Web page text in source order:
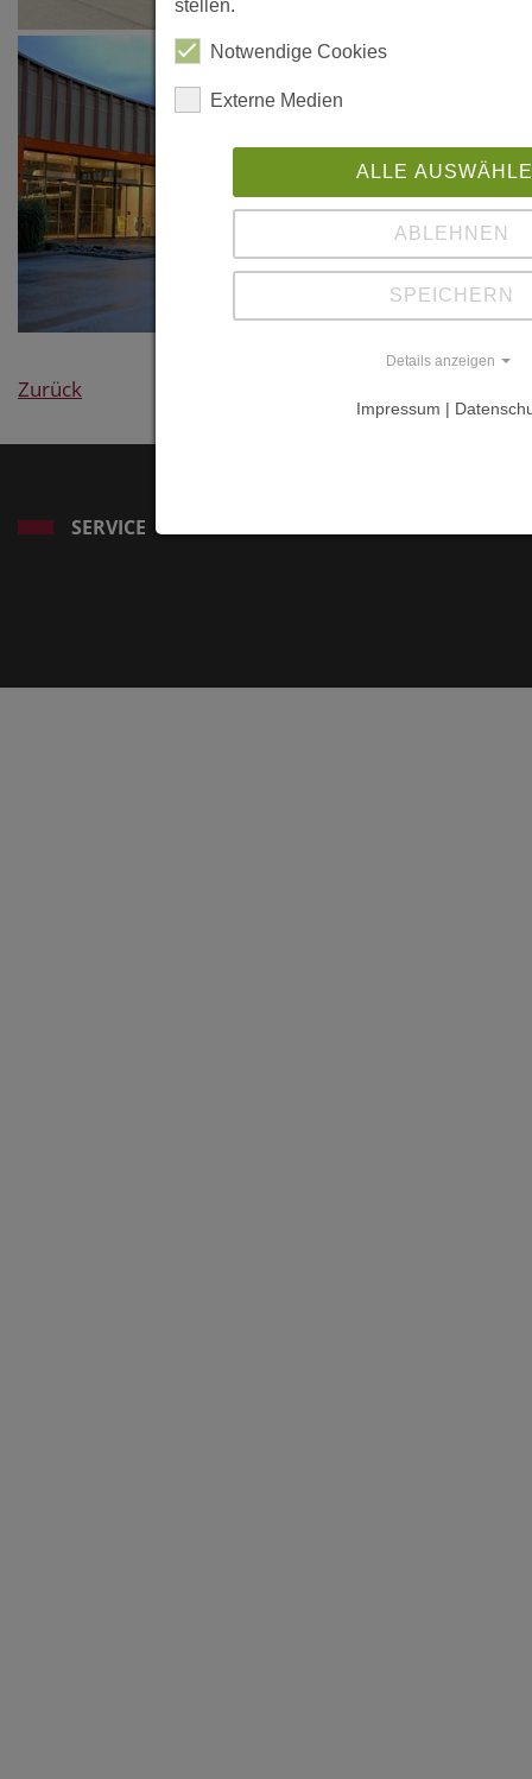
Zurück
SERVICE
stellen.
Notwendige Cookies
Externe Medien
ALLE
ABLEHNEN
SPEICHERN
Details anzeigen
Impressum |